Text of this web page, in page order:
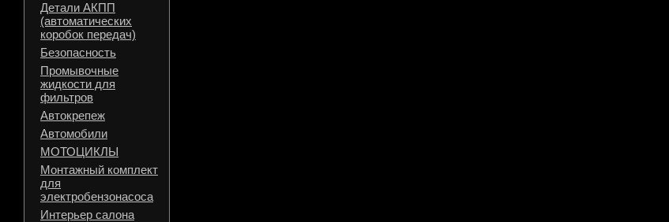
Детали АКПП
(автоматических
коробок передач)
Безопасность
Промывочные
жидкости для
фильтров
Автокрепеж
Автомобили
МОТОЦИКЛЫ
Монтажный комплект
для
электробензонасоса
Интерьер салона